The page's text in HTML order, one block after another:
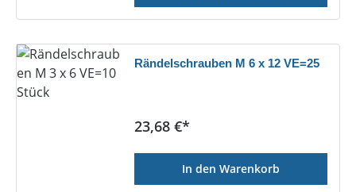
Rändelschrauben M 6 x 12 VE=25
Regulärer Preis:
23,68 €*
In den Warenkorb